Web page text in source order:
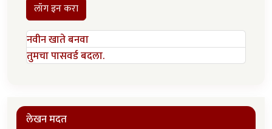
लॉग इन करा
नवीन खाते बनवा
तुमचा पासवर्ड बदला.
लेखन मदत